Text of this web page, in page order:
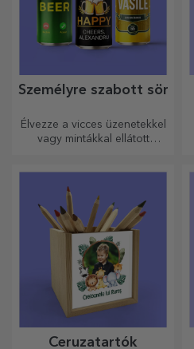
Személyre szabott sör
Élvezze a vicces üzenetekkel
vagy mintákkal ellátott
Ceruzatartók